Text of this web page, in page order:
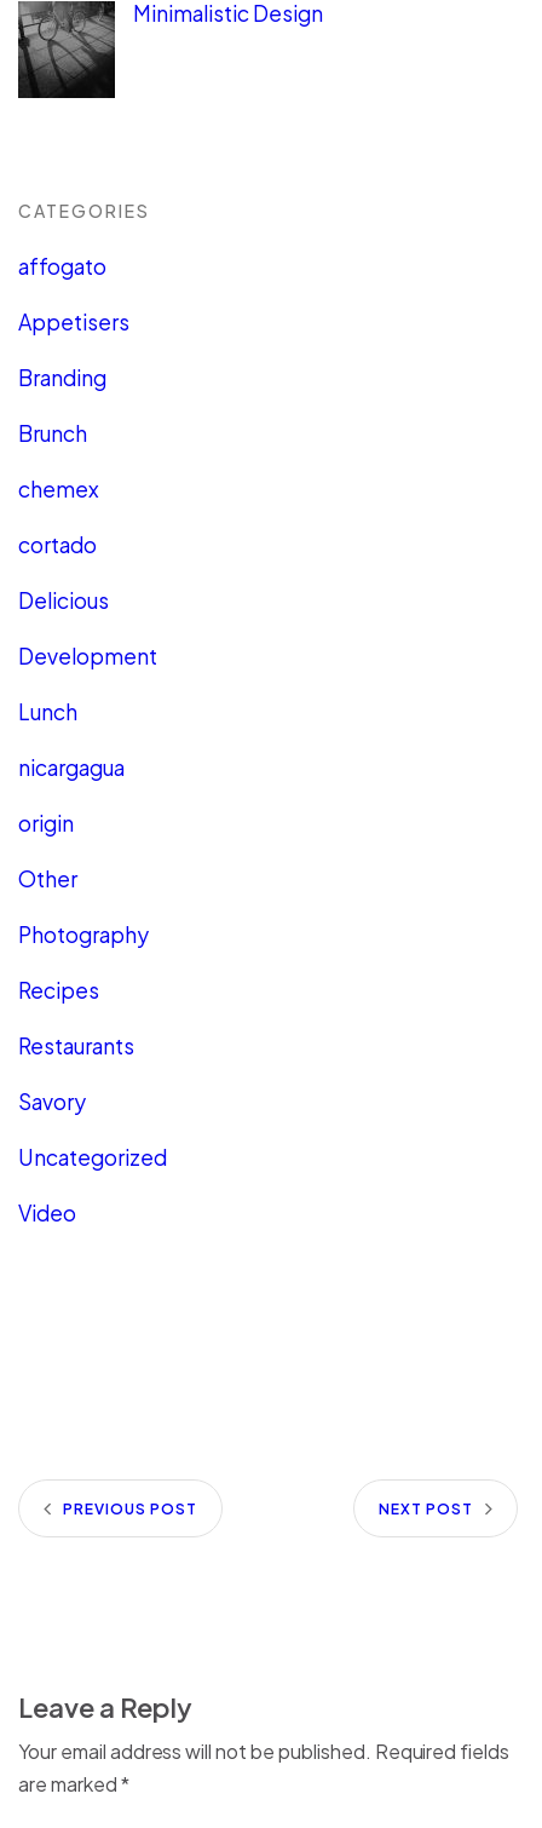
Minimalistic Design
CATEGORIES
affogato
Appetisers
Branding
Brunch
chemex
cortado
Delicious
Development
Lunch
nicargagua
origin
Other
Photography
Recipes
Restaurants
Savory
Uncategorized
Video
PREVIOUS POST NEXT POST
Leave a Reply
Your email address will not be published. Required fields
are marked*